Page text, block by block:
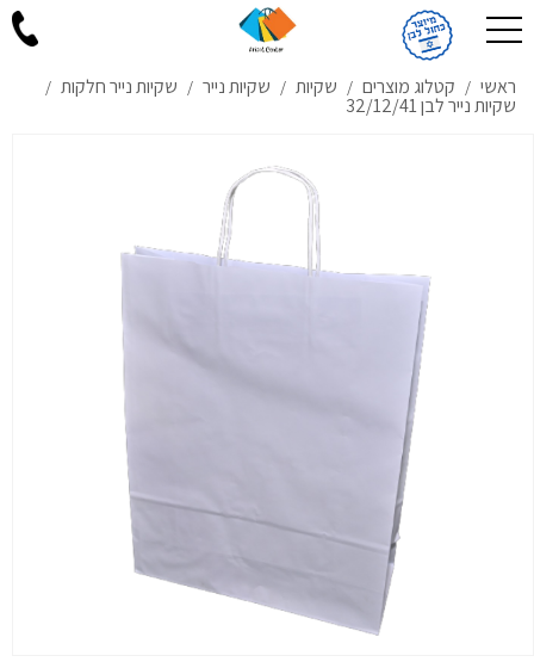
ראשי / קטלוג מוצרים / שקיות / שקיות נייר / שקיות נייר חלקות /
שקיות נייר לבן 32/12/41